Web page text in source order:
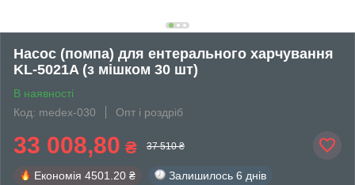
Насос (помпа) для ентерального харчування
KL-5021A (з мішком 30 шт)
В наявності
Код: medex-030
Опт і роздріб
33 008,80 ₴ 37 510 ₴
Економія 4501.20 ₴ Залишилось 6 днів